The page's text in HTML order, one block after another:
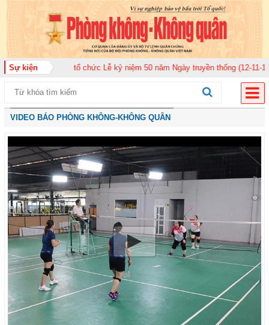
Sự kiện
920 tổ chức Lễ kỷ niệm 50 năm Ngày truyền thống (12-11-1975/12-11-
VIDEO BÁO PHÒNG KHÔNG-KHÔNG QUÂN